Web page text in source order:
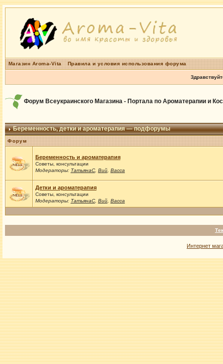
Магазин Aroma-Vita Правила и условия использования форума
Форум Всеукраинского Магазина - Портала по Ароматерапии и
Беременность, детки и ароматерапия — подфорумы
Форум
Беременность и ароматерапия
Советы, консультации
Модераторы: ТатьянаС, Вий, Васса
Детки и ароматерапия
Советы, консультации
Модераторы: ТатьянаС, Вий, Васса
Интернет